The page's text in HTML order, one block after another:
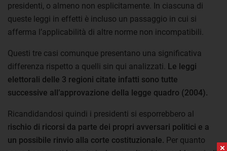
presidenti, o almeno non esplicitamente. In ciascuna di
queste leggi in effetti è incluso un passaggio in cui si
afferma l’applicabilità di altre norme non incompatibili.
Questi tre casi comunque presentano una significativa
differenza rispetto a quelli sin qui analizzati. Le leggi
elettorali delle 3 regioni citate infatti sono tutte
successive all’approvazione della legge quadro (2004).
Ricandidandosi quindi i presidenti si esporrebbero al
rischio di ricorsi da parte dei propri avversari politici e a
un possibile rinvio alla corte costituzionale. Per quanto